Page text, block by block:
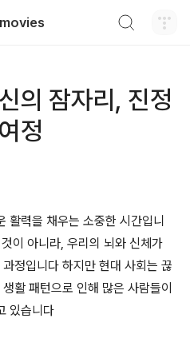
의 잠자리, 진정
정
활력을 채우는 소중한 시간입니
이 아니라, 우리의 뇌와 신체가
정입니다 하지만 현대 사회는 끊
활 패턴으로 인해 많은 사람들이
있습니다